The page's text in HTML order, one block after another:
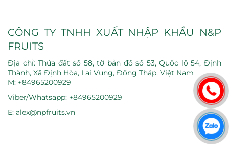
CÔNG TY TNHH XUẤT NHẬP KHẨU N&P
FRUITS
Địa chỉ: Thửa đất số 58, tờ bản đồ số 53, Quốc lộ 54, Định
Thành, Xã Định Hòa, Lai Vung, Đồng Tháp, Việt Nam
M: +84965200929
Viber/Whatsapp: +84965200929
E: alex@npfruits.vn